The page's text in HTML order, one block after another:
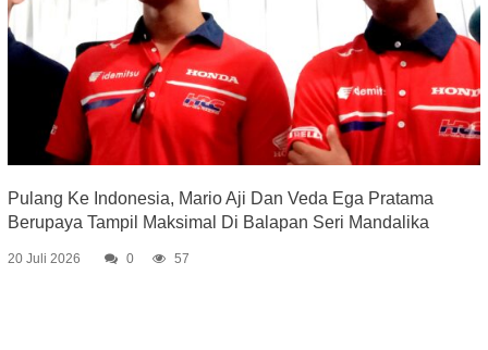
Pulang Ke Indonesia, Mario Aji Dan Veda Ega Pratama
Berupaya Tampil Maksimal Di Balapan Seri Mandalika
20 Juli 2026 0 57